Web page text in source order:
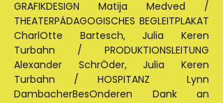
GRAFIKDESIGN Matija Medved /
THEATERPÄDAGOGISCHES BEGLEITPLAKAT
CharlOtte Bartesch, Julia Keren
Turbahn / PRODUKTIONSLEITUNG
Alexander SchrÖder, Julia Keren
Turbahn / HOSPITANZ  Lynn
DambacherBesOnderen Dank an